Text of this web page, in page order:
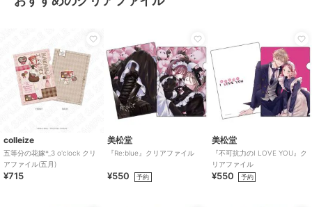
colleize
五等分の花嫁*_3 o'clock クリ
アファイル(五月)
¥715
美松堂
『Re:blue』クリアファイル
¥550 予約
美松堂
『不可抗力のI LOVE YOU』ク
リアファイル
¥550 予約